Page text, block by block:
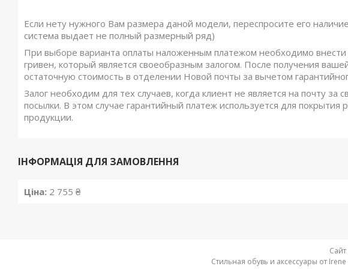
Если нету нужного Вам размера даной модели, переспросите его
система выдает не полный размерный ряд)
При выборе варианта оплаты наложенным платежом необходимо
гривен, который является своеобразным залогом. После получения
остаточную стоимость в отделении Новой почты за вычетом
Залог необходим для тех случаев, когда клиент не является на почту за
посылки. В этом случае гарантийный платеж используется для покрытия
продукции.
ІНФОРМАЦІЯ ДЛЯ ЗАМОВЛЕННЯ
Ціна: 2 755 ₴